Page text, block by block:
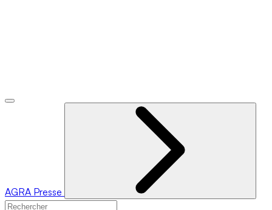
AGRA Presse